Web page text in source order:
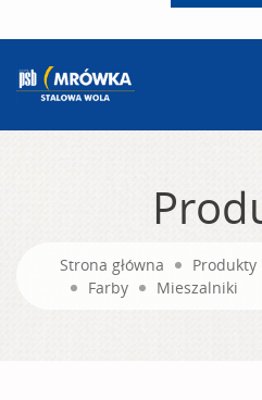
Strona główna Produkty
Farby
Mieszalniki